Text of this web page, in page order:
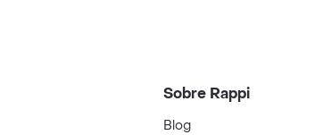
Sobre Rappi
Blog